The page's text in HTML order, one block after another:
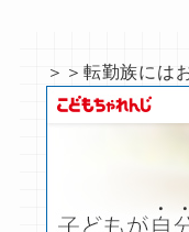
＞＞転勤族には